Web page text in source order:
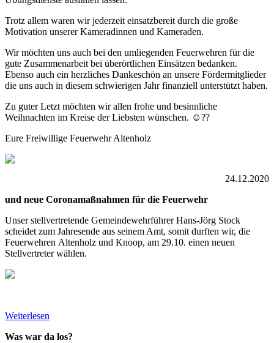
Trotz allem waren wir jederzeit einsatzbereit durch die große
Motivation unserer Kameradinnen und Kameraden.
Wir möchten uns auch bei den umliegenden Feuerwehren für die
gute Zusammenarbeit bei überörtlichen Einsätzen bedanken.
Ebenso auch ein herzliches Dankeschön an unsere Fördermitglieder
die uns auch in diesem schwierigen Jahr finanziell unterstützt haben.
Zu guter Letzt möchten wir allen frohe und besinnliche
Weihnachten im Kreise der Liebsten wünschen. ☺️??
Eure Freiwillige Feuerwehr Altenholz
24.12.2020
und neue Coronamaßnahmen für die Feuerwehr
Unser stellvertretende Gemeindewehrführer Hans-Jörg Stock
scheidetzum Jahresende aus seinem Amt, somit durften wir, die
Feuerwehren Altenholz und Knoop, am 29.10. einen neuen
Stellvertreter wählen.
Weiterlesen
Was war da los?